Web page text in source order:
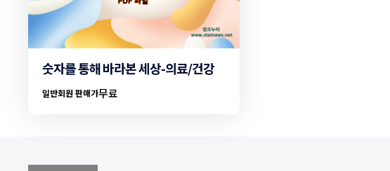
숫자를 통해 바라본 세상-의료/건강
일반회원 판매가무료